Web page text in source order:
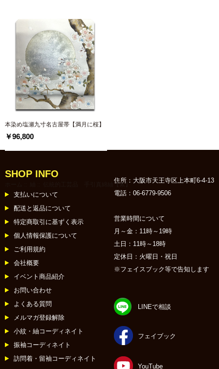
本染め塩瀬九寸名古屋帯【満月に桜】
￥96,800
:: 伝統的工芸品 手引真綿紬【紫】
SHOP INFO
支払いについて
配送と返品について
特定商取引に基ずく表示
個人情報保護について
ご利用規約
会社概要
イベント商品紹介
お問い合わせ
よくある質問
メルマガ登録解除
小紋・紬コーディネイト
振袖コーディネイト
訪問着・留袖コーディネイト
住所：大阪市天王寺区上本町6-4-13
電話：06-6779-9506
営業時間について
月～金：11時～19時
土日：11時～18時
定休日：火曜日・祝日
※フェイスブック等で告知します
LINEで相談
フェイブック
YouTube